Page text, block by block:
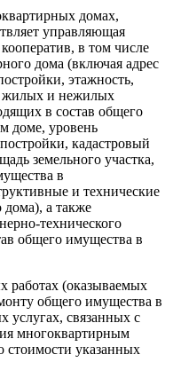
домах,
управляющая
в том числе
дома (включая адрес
этажность,
жилых и нежилых
в состав общего
доме, уровень
кадастровый
земельного участка,
в
и технические
дома), а также
технического
общего имущества в
работах (оказываемых
общего имущества в
услугах, связанных с
многоквартирным
стоимости указанных